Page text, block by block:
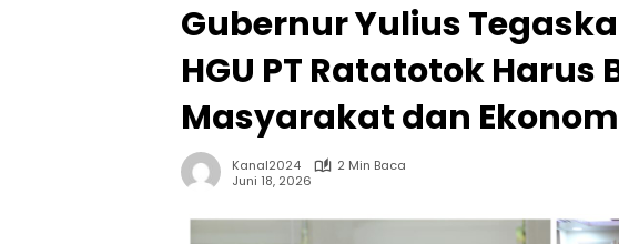
Gubernur Yulius
HGU PT Ratatotok
Masyarakat dan
Kanal2024
2 Min Baca
Juni 18, 2026